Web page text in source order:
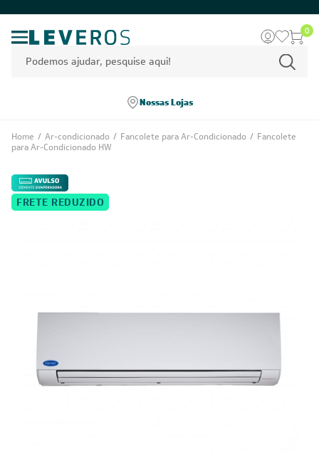
0
Nossas Lojas
Home / Ar-condicionado / Fancolete para Ar-Condicionado / Fancolete
para Ar-Condicionado HW
FRETE REDUZIDO